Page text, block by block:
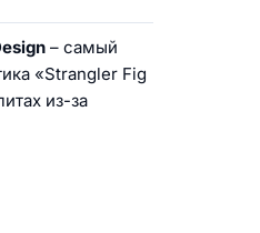
– самый
«Strangler Fig
из-за